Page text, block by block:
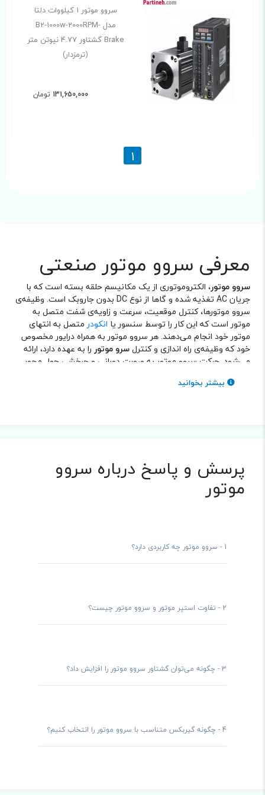
سروو موتور 1 کیلووات دلتا
مدل B2-1000w-2000RPM-
Brake گشتاور 4.77 نیوتن متر
(ترمزدار)
131,650,000 تومان
1
معرفی سروو موتور صنعتی
سروو موتور، الکتروموتوری از یک مکانیسم حلقه بسته است که با
جریان AC تغذیه شده و گاها از نوع DC بدون جاروبک است. وظیفه‌ی
سروو موتورها، کنترل موقعیت، سرعت و زاویه‌ی شفت متصل به
موتور است که این کار را توسط سنسور یا انکودر متصل به انتهای
موتور خود انجام می‌دهند. هر سروو موتور به همراه درایور مخصوص
خود که وظیفه‌ی راه اندازی و کنترلسرو موتور را به عهده دارد، ارائه
می‌شود. حرکت سروو موتور به صورت دورانی و چرخشی حول محور
می‌توان حرکت دورانی آنها را به حرکت خطی تبدیل کرد.
بالا، تجهیزات پردازش CNC ، تجهیزات پردازش تزریق، دستگاه بسته
بندی مواد غذایی و چاپ و همچنین دستگاه برچسب گذاری استفاده
می‌شود.
تفاوت استپ موتور با سروو
موتور
بیشتر بخوانید
پرسش و پاسخ درباره سروو
موتور
1 - سروو موتور‌ چه کاربردی دارد؟
2 - تفاوت استپر موتور و سروو موتور چیست؟
3 - چگونه می‌توان گشتاور سروو موتور را افزایش داد؟
4 - چگونه گیربکس متناسب با سروو موتور را انتخاب کنیم؟